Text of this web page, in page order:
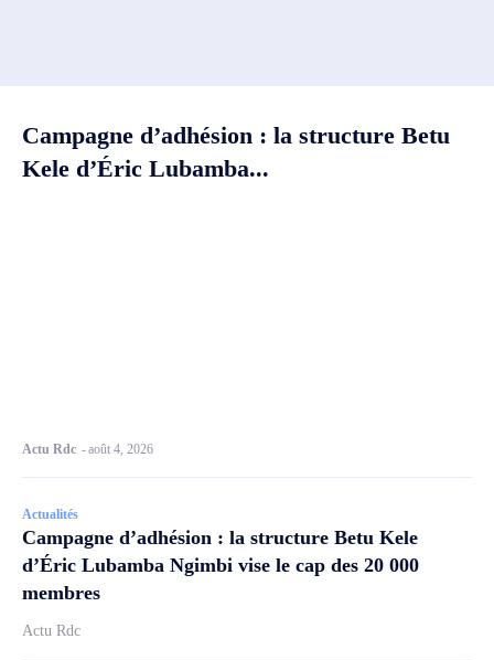
Campagne d’adhésion : la structure Betu
Kele d’Éric Lubamba...
Actu Rdc -août 4, 2026
Actualités
Campagne d’adhésion : la structure Betu Kele
d’Éric Lubamba Ngimbi vise le cap des 20 000
membres
Actu Rdc